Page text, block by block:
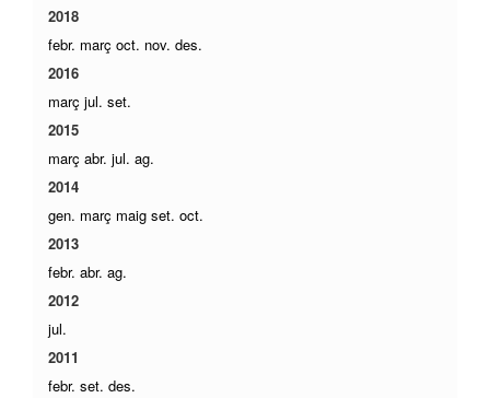
2018
febr. març oct. nov. des.
2016
març jul. set.
2015
març abr. jul. ag.
2014
gen. març maig set. oct.
2013
febr. abr. ag.
2012
jul.
2011
febr. set. des.